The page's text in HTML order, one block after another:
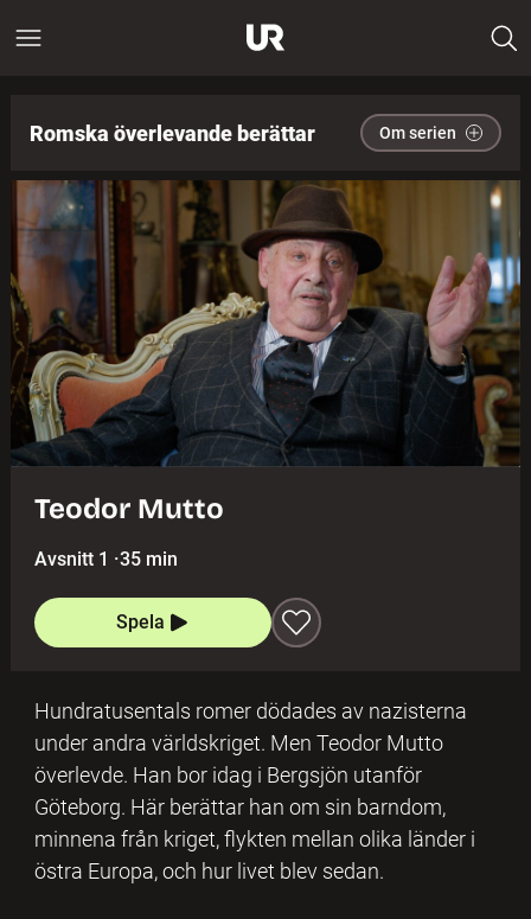
Romska överlevande berättar Om serien
Teodor Mutto
Avsnitt 1 ·35 min
Spela
Hundratusentals romer dödades av nazisterna
under andra världskriget. Men Teodor Mutto
överlevde. Han bor idag i Bergsjön utanför
Göteborg. Här berättar han om sin barndom,
minnena från kriget, flykten mellan olika länder i
östra Europa, och hur livet blev sedan.